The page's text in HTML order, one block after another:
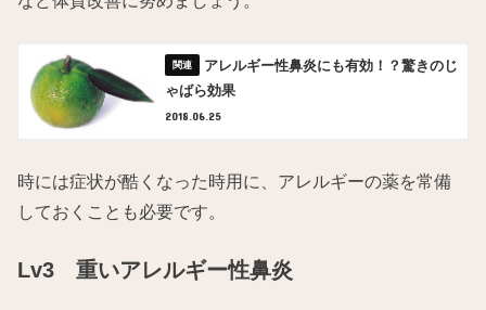
アレルギー性鼻炎にも有効！？驚きのじ
ゃばら効果
2018.06.25
時には症状が酷くなった時用に、アレルギーの薬を常備
しておくことも必要です。
Lv3 重いアレルギー性鼻炎